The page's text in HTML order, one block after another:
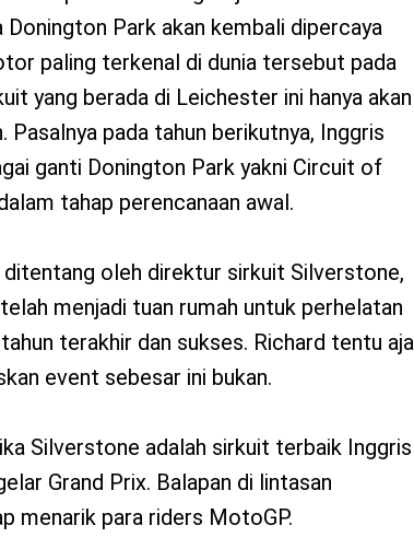
Park akan kembali dipercaya
paling terkenal di dunia tersebut pada
yang berada di Leichester ini hanya akan
Pasalnya pada tahun berikutnya, Inggris
ganti Donington Park yakni Circuit of
tahap perencanaan awal.
ditentang oleh direktur sirkuit Silverstone,
menjadi tuan rumah untuk perhelatan
terakhir dan sukses. Richard tentu aja
event sebesar ini bukan.
Silverstone adalah sirkuit terbaik Inggris
Grand Prix. Balapan di lintasan
menarik para riders MotoGP.